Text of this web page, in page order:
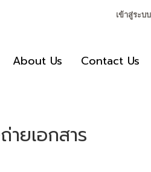
เข้าสู่ระบบ
About Us Contact Us
ยเอกสาร